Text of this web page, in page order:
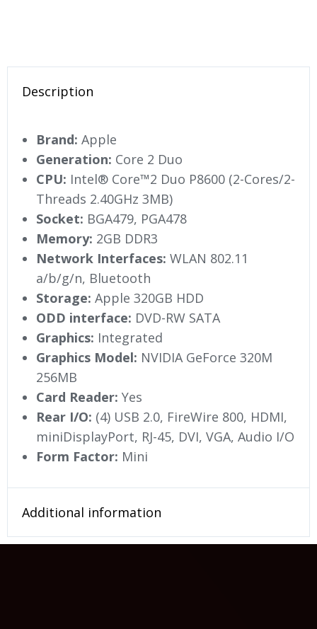
Description
Brand: Apple
Generation: Core 2 Duo
CPU: Intel® Core™2 Duo P8600 (2-Cores/2-
Threads 2.40GHz 3MB)
Socket: BGA479, PGA478
Memory: 2GB DDR3
Network Interfaces: WLAN 802.11
a/b/g/n, Bluetooth
Storage: Apple 320GB HDD
ODD interface: DVD-RW SATA
Graphics: Integrated
Graphics Model: NVIDIA GeForce 320M
256MB
Card Reader: Yes
Rear I/O: (4) USB 2.0, FireWire 800, HDMI,
miniDisplayPort, RJ-45, DVI, VGA, Audio I/O
Form Factor: Mini
Additional information